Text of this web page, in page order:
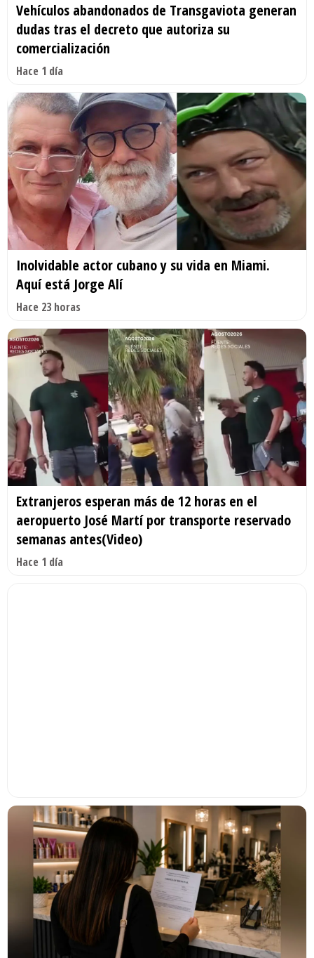
Vehículos abandonados de Transgaviota generan
dudas tras el decreto que autoriza su
comercialización
Hace 1 día
Inolvidable actor cubano y su vida en Miami.
Aquí está Jorge Alí
Hace 23 horas
Extranjeros esperan más de 12 horas en el
aeropuerto José Martí por transporte reservado
semanas antes(Video)
Hace 1 día